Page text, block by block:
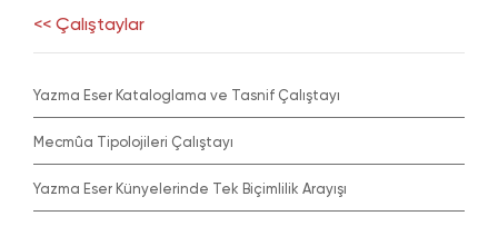
<< Çalıştaylar
Yazma Eser Kataloglama ve Tasnif Çalıştayı
Mecmûa Tipolojileri Çalıştayı
Yazma Eser Künyelerinde Tek Biçimlilik Arayışı